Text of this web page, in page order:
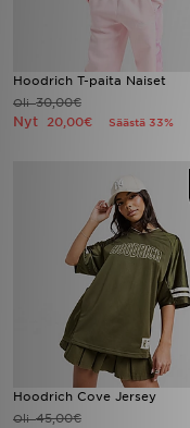
Hoodrich T-paita Naiset
Oli30,00€
Nyt 20,00€ Säästä 33%
Hoodrich Cove Jersey
Oli45,00€